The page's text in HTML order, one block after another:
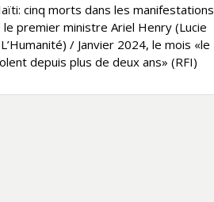
cinq morts dans les manifestations
premier ministre Ariel Henry (Lucie
/ Janvier 2024, le mois «le
depuis plus de deux ans» (RFI)